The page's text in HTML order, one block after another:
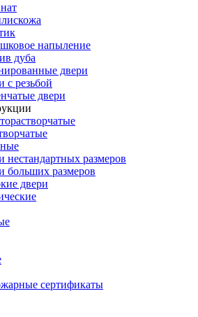
напыление
дуба
двери
с резьбой
двери
нестандартных размеров
больших размеров
двери
сертификаты